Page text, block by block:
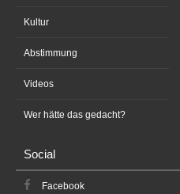
Kultur
Abstimmung
Videos
Wer hätte das gedacht?
Social
Facebook